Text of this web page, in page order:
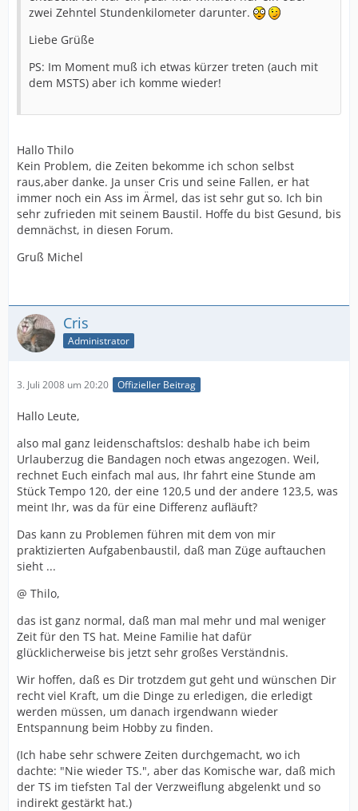
zwei Zehntel Stundenkilometer darunter.
Liebe Grüße
PS: Im Moment muß ich etwas kürzer treten (auch mit
dem MSTS) aber ich komme wieder!
Hallo Thilo
Kein Problem, die Zeiten bekomme ich schon selbst
raus,aber danke. Ja unser Cris und seine Fallen, er hat
immer noch ein Ass im Ärmel, das ist sehr gut so. Ich bin
sehr zufrieden mit seinem Baustil. Hoffe du bist Gesund, bis
demnächst, in diesen Forum.
Gruß Michel
Cris
Administrator
3. Juli 2008 um 20:20 Offizieller Beitrag
Hallo Leute,
also mal ganz leidenschaftslos: deshalb habe ich beim
Urlauberzug die Bandagen noch etwas angezogen. Weil,
rechnet Euch einfach mal aus, Ihr fahrt eine Stunde am
Stück Tempo 120, der eine 120,5 und der andere 123,5, was
meint Ihr, was da für eine Differenz aufläuft?
Das kann zu Problemen führen mit dem von mir
praktizierten Aufgabenbaustil, daß man Züge auftauchen
sieht ...
@ Thilo,
das ist ganz normal, daß man mal mehr und mal weniger
Zeit für den TS hat. Meine Familie hat dafür
glücklicherweise bis jetzt sehr großes Verständnis.
Wir hoffen, daß es Dir trotzdem gut geht und wünschen Dir
recht viel Kraft, um die Dinge zu erledigen, die erledigt
werden müssen, um danach irgendwann wieder
Entspannung beim Hobby zu finden.
(Ich habe sehr schwere Zeiten durchgemacht, wo ich
dachte: "Nie wieder TS.", aber das Komische war, daß mich
der TS im tiefsten Tal der Verzweiflung abgelenkt und so
indirekt gestärkt hat.)